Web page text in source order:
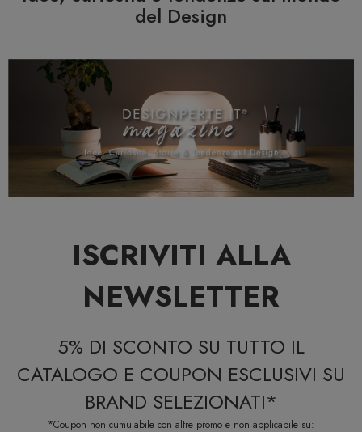
del Design
ISCRIVITI ALLA
NEWSLETTER
5% DI SCONTO SU TUTTO IL
CATALOGO E COUPON ESCLUSIVI SU
BRAND SELEZIONATI*
*Coupon non cumulabile con altre promo e non applicabile su: